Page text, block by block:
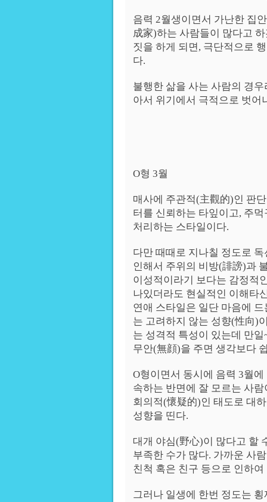
음력 2월생이면서 가난한 집
成家)하는 사람들이 많다고
짓을 하게 되면, 극단적으로
다.
불행한 삶을 사는 사람의 경
아서 위기에서 극적으로 벗어
O형 3월
매사에 주관적(主觀的)인 판
터를 신뢰하는 타잎이고, 주
처리하는 스타일이다.
다만 때때로 지나칠 정도로
인해서 주위의 비방(誹謗)과
이성적이라기 보다는 감정적
나있더라도 현실적인 이해타
연애 스타일은 일단 마음에
는 고려하지 않는 성향(性向)
는 성격적 특성이 있는데 만
무안(無顔)을 주면 생각보다
O형이면서 동시에 음력 3월
속하는 반면에 잘 모르는 사
회의적(懷疑的)인 태도로 대
성향을 띤다.
대개 야심(野心)이 많다고 할
부족한 수가 많다. 가까운 사
친척 혹은 친구 등으로 인하
그러나 일생에 한번 정도는